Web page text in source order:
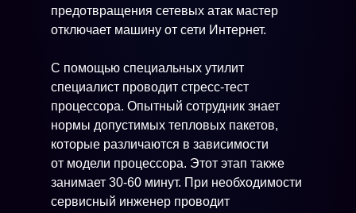
предотвращения сетевых атак мастер
отключает машину от сети Интернет.
С помощью специальных утилит
специалист проводит стресс-тест
процессора. Опытный сотрудник знает
нормы допустимых тепловых пакетов,
которые различаются в зависимости
от модели процессора. Этот этап также
занимает 30-60 минут. При необходимости
сервисный инженер проводит